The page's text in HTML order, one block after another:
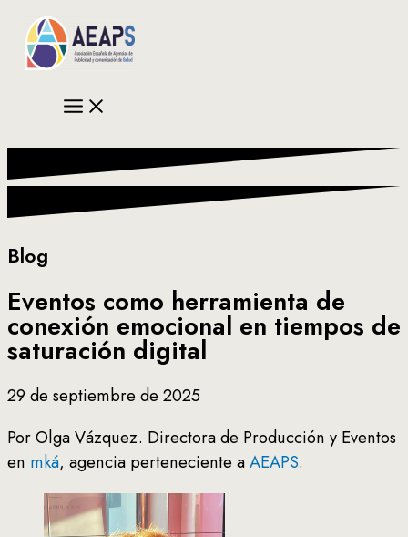
contenido
Blog
Eventos como herramienta de
conexión emocional en tiempos de
saturación digital
29 de septiembre de 2025
Por Olga Vázquez. Directora de Producción y Eventos
en mká, agencia perteneciente aAEAPS.